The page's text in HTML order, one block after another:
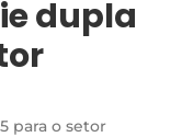
dupla
para o setor